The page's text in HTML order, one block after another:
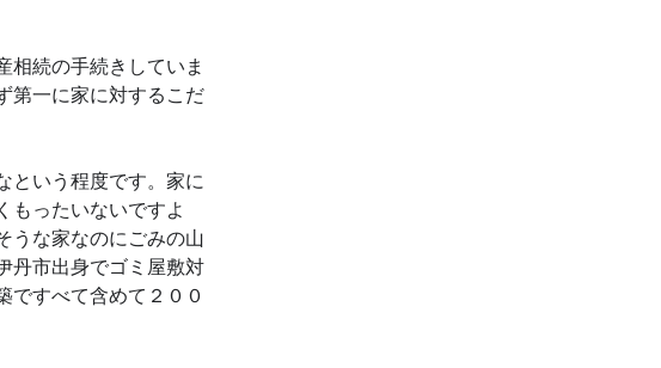
相続の手続きしていま
第一に家に対するこだ
という程度です。家に
もったいないですよ
うな家なのにごみの山
丹市出身でゴミ屋敷対
ですべて含めて２００